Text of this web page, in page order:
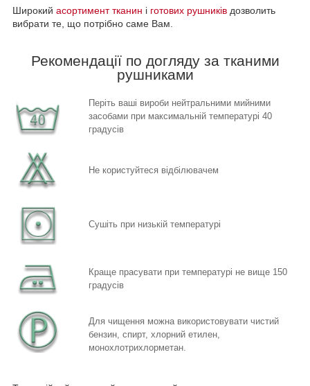
Широкий асортимент тканин і готових рушників дозволить
вибрати те, що потрібно саме Вам.
Рекомендації по догляду за тканими
рушниками
Періть ваші вироби нейтральними мийними
засобами при максимальній температурі 40
градусів
Не користуйтеся відбілювачем
Сушіть при низькій температурі
Краще прасувати при температурі не вище 150
градусів
Для чищення можна використовувати чистий
бензин, спирт, хлорний етилен,
монохлотрихлорметан.